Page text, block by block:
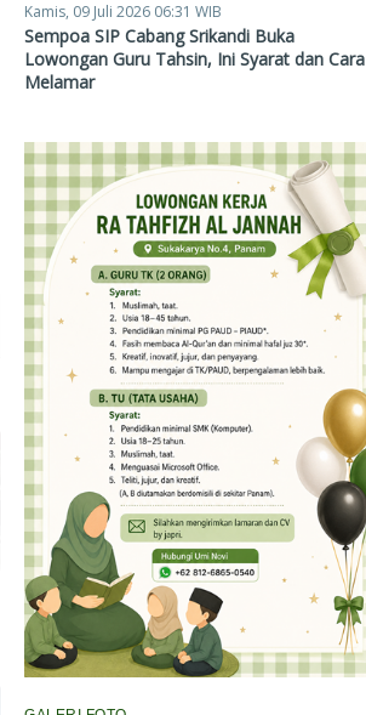
Kamis, 09 Juli 2026 06:31 WIB
Sempoa SIP Cabang Srikandi Buka
Lowongan Guru Tahsin, Ini Syarat dan Cara
Melamar